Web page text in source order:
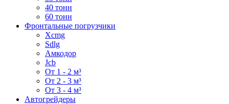
40 тонн
60 тонн
Фронтальные погрузчики
Xcmg
Sdlg
Амкодор
Jcb
От 1 - 2 м³
От 2 - 3 м³
От 3 - 4 м³
Автогрейдеры